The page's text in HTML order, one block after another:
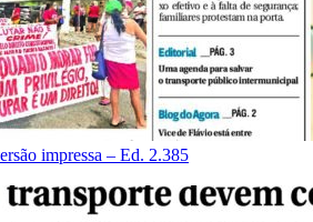
impressa – Ed. 2.385